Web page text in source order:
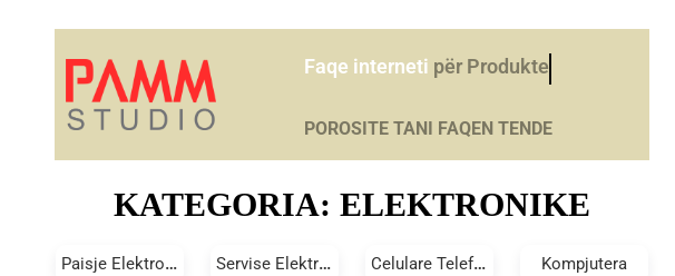
Faqe interneti për Produkte
POROSITE TANI FAQEN TENDE
KATEGORIA: ELEKTRONIKE
Paisje Elektronike Servise Elektronike Celulare Telefoni Kompjutera